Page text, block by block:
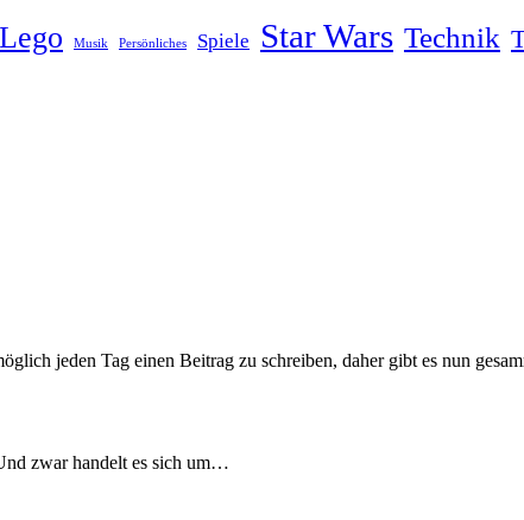
Lego Musik Persönliches Spiele Star Wars Technik
jeden Tag einen Beitrag zu schreiben, daher gibt es nun
zwar handelt es sich um…